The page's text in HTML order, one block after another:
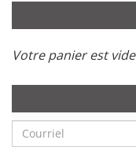
Votre panier est vide